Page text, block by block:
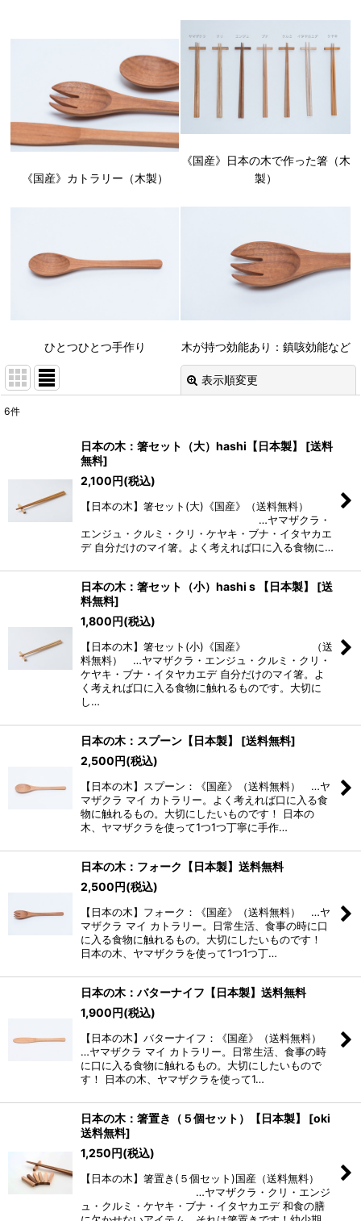
《国産》カトラリー（木製）
《国産》日本の木で作った箸（木
製）
ひとつひとつ手作り 木が持つ効能あり：鎮咳効能など
表示順変更
絞り込む
6件
日本の木：箸セット（大）hashi【日本製】 [送料
無料]
2,100円(税込)
【日本の木】箸セット(大)《国産》（送料無料）
…ヤマザクラ・
エンジュ・クルミ・クリ・ケヤキ・ブナ・イタヤカエ
デ 自分だけのマイ箸。よく考えれば口に入る食物に…
日本の木：箸セット（小）hashi s 【日本製】 [送
料無料]
1,800円(税込)
【日本の木】箸セット(小)《国産》 （送
料無料） …ヤマザクラ・エンジュ・クルミ・クリ・
ケヤキ・ブナ・イタヤカエデ 自分だけのマイ箸。よ
く考えれば口に入る食物に触れるものです。大切に
し…
日本の木：スプーン【日本製】 [送料無料]
2,500円(税込)
【日本の木】スプーン：《国産》（送料無料） …ヤ
マザクラ マイ カトラリー。よく考えれば口に入る食
物に触れるもの。大切にしたいものです！ 日本の
木、ヤマザクラを使って1つ1つ丁寧に手作…
日本の木：フォーク【日本製】送料無料
2,500円(税込)
【日本の木】フォーク：《国産》（送料無料） …ヤ
マザクラ マイ カトラリー。日常生活、食事の時に口
に入る食物に触れるもの。大切にしたいものです！
日本の木、ヤマザクラを使って1つ1つ丁…
日本の木：バターナイフ【日本製】送料無料
1,900円(税込)
【日本の木】バターナイフ：《国産》（送料無料）
…ヤマザクラ マイ カトラリー。日常生活、食事の時
に口に入る食物に触れるもの。大切にしたいもので
す！ 日本の木、ヤマザクラを使って1…
日本の木：箸置き（５個セット）【日本製】 [oki
送料無料]
1,250円(税込)
【日本の木】箸置き(５個セット)国産（送料無料）
…ヤマザクラ・クリ・エンジ
ュ・クルミ・ケヤキ・ブナ・イタヤカエデ 和食の膳